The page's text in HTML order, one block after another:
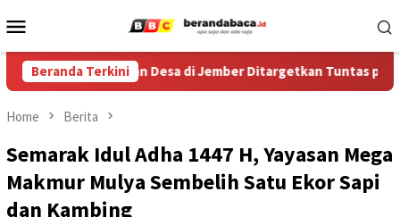
to
Menu
Beranda Terkini
Kilometer Jalan Desa di Jember Ditargetkan Tuntas pada
Home Berita
Semarak Idul Adha 1447 H, Yayasan Mega
Makmur Mulya Sembelih Satu Ekor Sapi
dan Kambing